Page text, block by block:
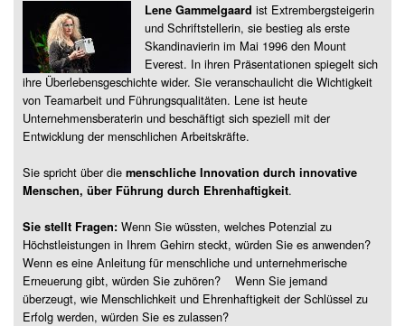
Lene Gammelgaard ist Extrembergsteigerin
und Schriftstellerin, sie bestieg als erste
Skandinavierin im Mai 1996 den Mount
Everest. In ihren Präsentationen spiegelt sich
ihre Überlebensgeschichte wider. Sie veranschaulicht die Wichtigkeit
von Teamarbeit und Führungsqualitäten. Lene ist heute
Unternehmensberaterin und beschäftigt sich speziell mit der
Entwicklung der menschlichen Arbeitskräfte.
Sie spricht über die menschliche Innovation durch innovative
Menschen, über Führung durch Ehrenhaftigkeit.
Sie stellt Fragen: Wenn Sie wüssten, welches Potenzial zu
Höchstleistungen in Ihrem Gehirn steckt, würden Sie es anwenden?
Wenn es eine Anleitung für menschliche und unternehmerische
Erneuerung gibt, würden Sie zuhören? Wenn Sie jemand
überzeugt, wie Menschlichkeit und Ehrenhaftigkeit der Schlüssel zu
Erfolg werden, würden Sie es zulassen?